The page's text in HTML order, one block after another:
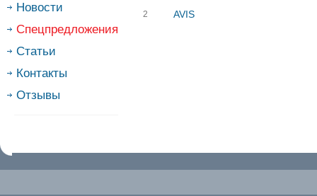
Новости
Спецпредложения
Статьи
Контакты
Отзывы
2 AVIS